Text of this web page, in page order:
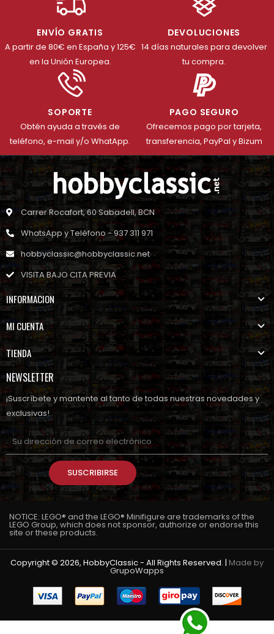
ENVÍO GRATIS
A partir de 80€ en España y 125€
en la Unión Europea.
DEVOLUCIONES
14 días naturales para devolver
tu compra.
SOPORTE
Obtén ayuda a través de
teléfono, e-mail y/o WhatApp.
PAGO SEGURO
Ofrecemos pago por tarjeta,
transferencia, PayPal y Bizum
Carrer Rocafort, 60 Sabadell, BCN
WhatsApp y Teléfono - 937 311 971
hobbyclassic@hobbyclassic.net
VISITA BAJO CITA PREVIA
INFORMACION
MI CUENTA
TIENDA
NEWSLETTER
¡Suscríbete y mantente al tanto de todas nuestras novedades y
exclusivas!
SUSCRIBIRSE
NOTICE: LEGO® and the LEGO® Minifigure are trademarks of the
LEGO Group, which does not sponsor, authorize or endorse this
site or these products.
Copyright © 2026, HobbyClassic - All Rights Reserved. | Made by
GrupoWapps